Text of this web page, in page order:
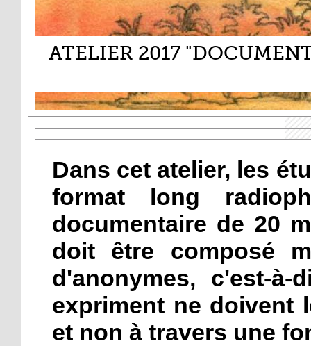
ATELIER 2017
Dans cet atelier, les
format long
documentaire de 20
doit être composé
d'anonymes, c'est-
expriment ne doivent
et non à travers une